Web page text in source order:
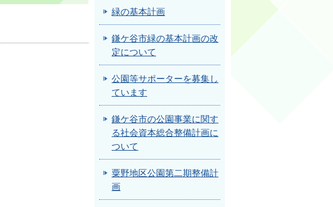
緑の基本計画
鎌ケ谷市緑の基本計画の改
定について
公園等サポーターを募集し
ています
鎌ケ谷市の公園事業に関す
る社会資本総合整備計画に
ついて
粟野地区公園第二期整備計
画